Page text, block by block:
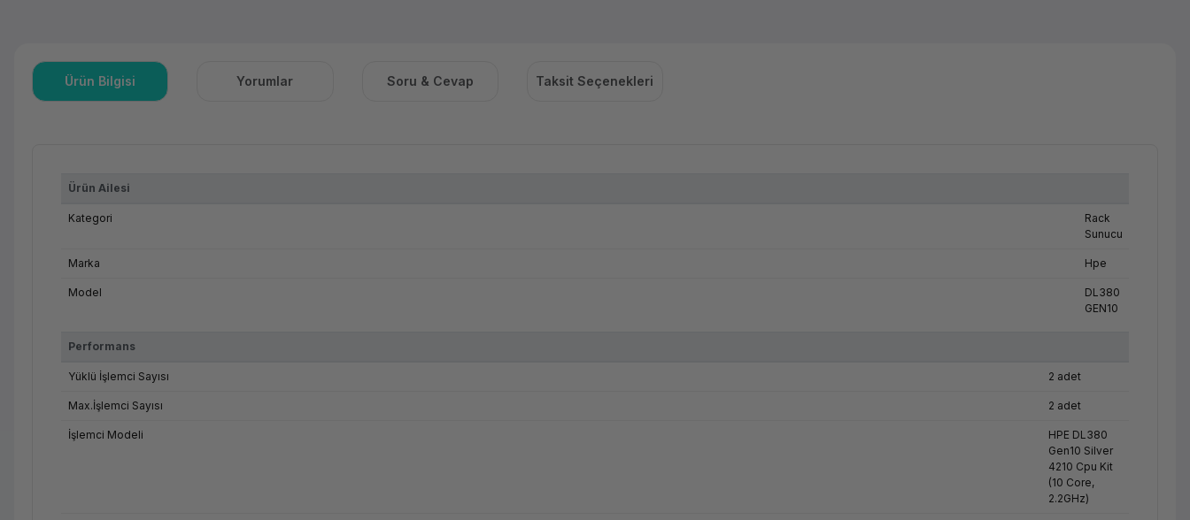
Ürün Bilgisi Yorumlar Soru & Cevap Taksit Seçenekleri
Ürün Ailesi
Kategori
Rack
Sunucu
Marka Hpe
Model
DL380
GEN10
Performans
Yüklü İşlemci Sayısı 2 adet
Max.İşlemci Sayısı 2 adet
İşlemci Modeli
HPE DL380
Gen10 Silver
4210 Cpu Kit
(10 Core,
2.2GHz)